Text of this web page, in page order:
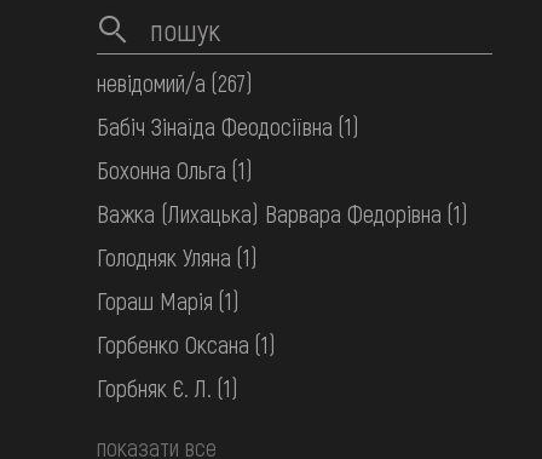
невідомий/а (267)
Бабіч Зінаїда Феодосіївна (1)
Бохонна Ольга (1)
Важка (Лихацька) Варвара Федорівна (1)
Голодняк Уляна (1)
Гораш Марія (1)
Горбенко Оксана (1)
Горбняк Є. Л. (1)
показати все